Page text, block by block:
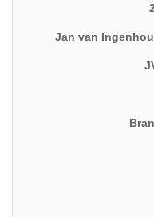
Jan van